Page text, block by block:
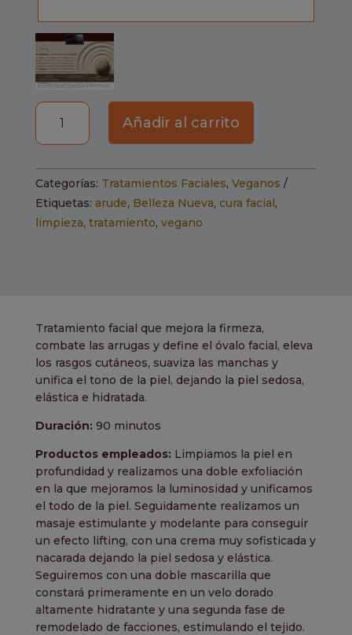
Tratamiento
global
antiedad
cantidad
Añadir al carrito
Categorías: Tratamientos Faciales, Veganos
Etiquetas: arude, Belleza Nueva, cura facial,
limpieza, tratamiento, vegano
Tratamiento facial que mejora la firmeza,
combate las arrugas y define el óvalo facial, eleva
los rasgos cutáneos, suaviza las manchas y
unifica el tono de la piel, dejando la piel sedosa,
elástica e hidratada.
Duración: 90 minutos
Productos empleados: Limpiamos la piel en
profundidad y realizamos una doble exfoliación
en la que mejoramos la luminosidad y unificamos
el todo de la piel. Seguidamente realizamos un
masaje estimulante y modelante para conseguir
un efecto lifting, con una crema muy sofisticada y
nacarada dejando la piel sedosa y elástica.
Seguiremos con una doble mascarilla que
constará primeramente en un velo dorado
altamente hidratante y una segunda fase de
remodelado de facciones, estimulando el tejido.